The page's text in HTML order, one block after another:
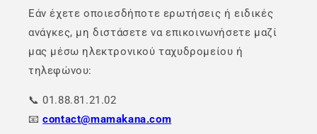
Εάν έχετε οποιεσδήποτε ερωτήσεις ή ειδικές
ανάγκες, μη διστάσετε να επικοινωνήσετε μαζί
μας μέσω ηλεκτρονικού ταχυδρομείου ή
τηλεφώνου:
📞 01.88.81.21.02
📧contact@mamakana.com